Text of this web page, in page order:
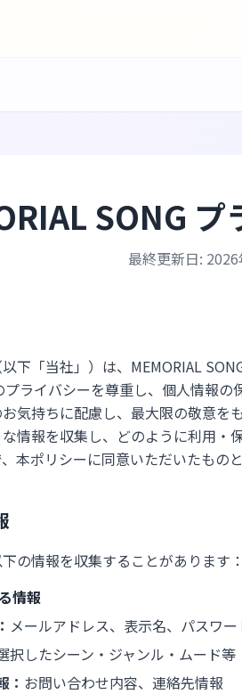
SONG
最終更新日:
下「当社」）は、MEMORIAL
プライバシーを尊重し、個人情報
気持ちに配慮し、最大限の敬意を
情報を収集し、どのように利用・
本ポリシーに同意いただいたものと
の情報を収集することがあります：
情報
メールアドレス、表示名、パスワー
択したシーン・ジャンル・ムード等
： お問い合わせ内容、連絡先情報